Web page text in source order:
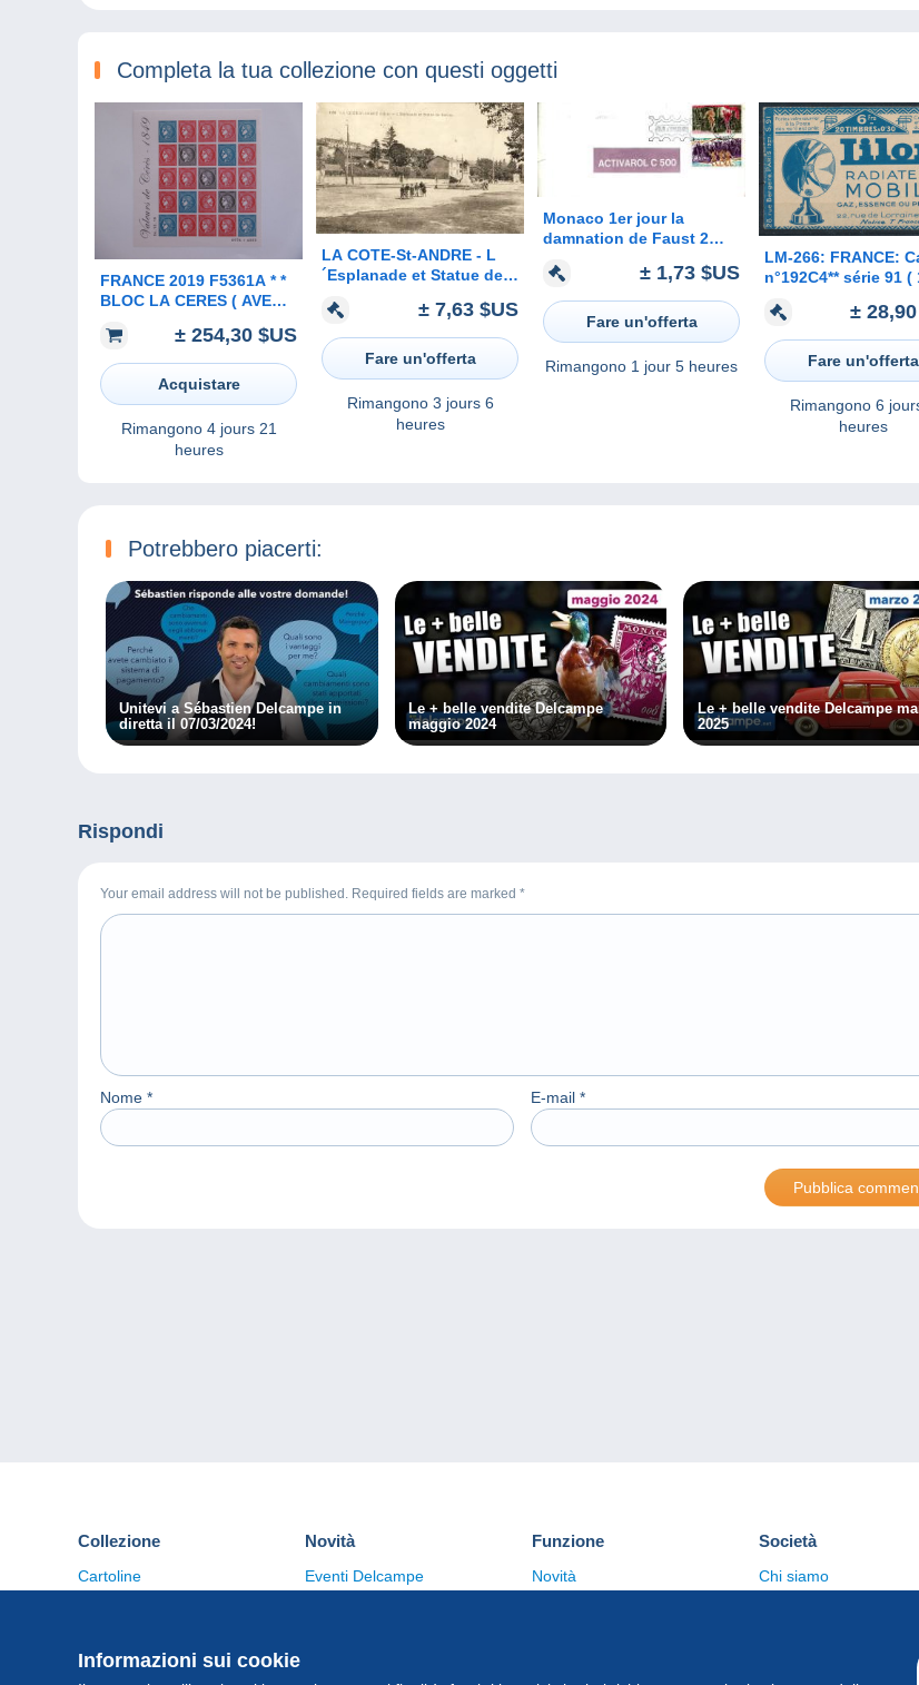
Completa la tua collezione con questi oggetti
FRANCE 2019 F5361A * *
BLOC LA CERES ( AVEC
D ORIGINE ) TIRAGE 6000
EXEMPLAIRES
± 254,30 $US
Acquistare
Rimangono 4 jours 21
heures
LA COTE-St-ANDRE - L
´Esplanade et Statue de
± 7,63 $US
Fare un'offerta
Rimangono 3 jours 6
heures
Monaco 1er jour la
damnation de Faust 2
enveloppe avec publicité
pharmaceutique
± 1,73 $US
Fare un'offerta
Rimangono 1 jour 5 heures
LM-266: FRANCE: Carnet
n°192C4** série 91 ( 1
±
Fare un'offerta
Rimangono 6
heures
Potrebbero piacerti:
Unitevi a Sébastien Delcampe in
diretta il 07/03/2024!
Le + belle vendite Delcampe
maggio 2024
Le + belle vendite Delcampe
2025
Rispondi
Your email address will not be published. Required fields are marked *
Nome * E-mail *
Informazioni sui cookie
Collezione
Cartoline
Altre collezioni
Novità
Eventi Delcampe
Funzione
Novità
Società
Chi siamo